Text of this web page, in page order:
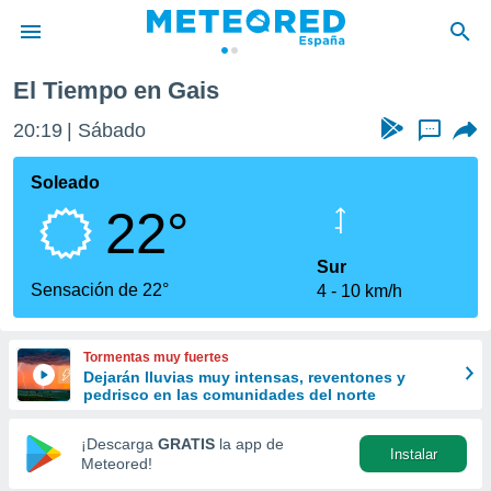
de
por
que se
calidad.
a este
las
y
forma
digital
basada
El Tiempo en Gais
20:19 Sábado ...
Soleado
22°
Sensación de 22°
Sur
4
10 km/h
Tormentas muy fuertes
Dejarán lluvias muy intensas, reventones y
pedrisco en las comunidades del norte
¡Descarga GRATIS la app de
Meteored!
Instalar